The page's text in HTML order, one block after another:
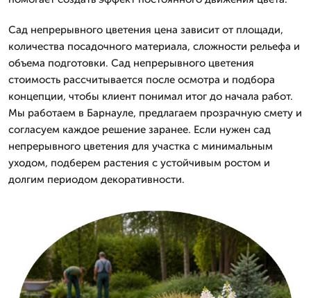
Сад непрерывного цветения цена зависит от площади,
количества посадочного материала, сложности рельефа и
объема подготовки. Сад непрерывного цветения
стоимость рассчитывается после осмотра и подбора
концепции, чтобы клиент понимал итог до начала работ.
Мы работаем в Барнауле, предлагаем прозрачную смету и
согласуем каждое решение заранее. Если нужен сад
непрерывного цветения для участка с минимальным
уходом, подберем растения с устойчивым ростом и
долгим периодом декоративности.